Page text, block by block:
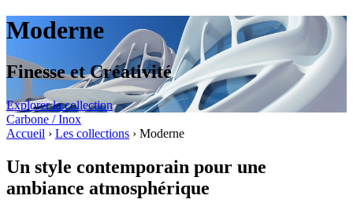
Moderne
Finesse et Créativité
Explorer la collection
Carbone / Inox
Accueil › Les collections › Moderne
Un style contemporain pour une
ambiance atmosphérique